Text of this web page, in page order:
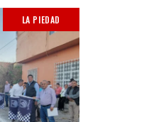
LA PIEDAD